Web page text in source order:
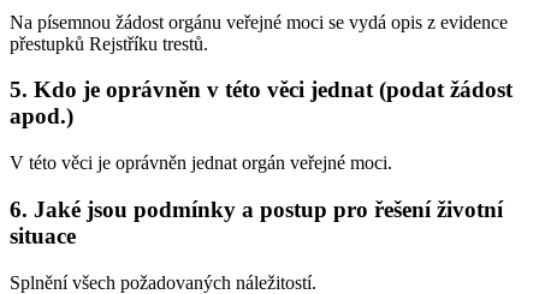
Na písemnou žádost orgánu veřejné moci se vydá opis z evidence
přestupků Rejstříku trestů.
5. Kdo je oprávněn v této věci jednat (podat žádost
apod.)
V této věci je oprávněn jednat orgán veřejné moci.
6. Jaké jsou podmínky a postup pro řešení životní
situace
Splnění všech požadovaných náležitostí.